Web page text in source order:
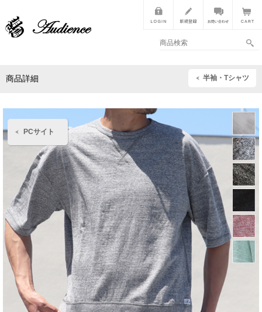
PCサイト
商品詳細 半袖・Tシャツ